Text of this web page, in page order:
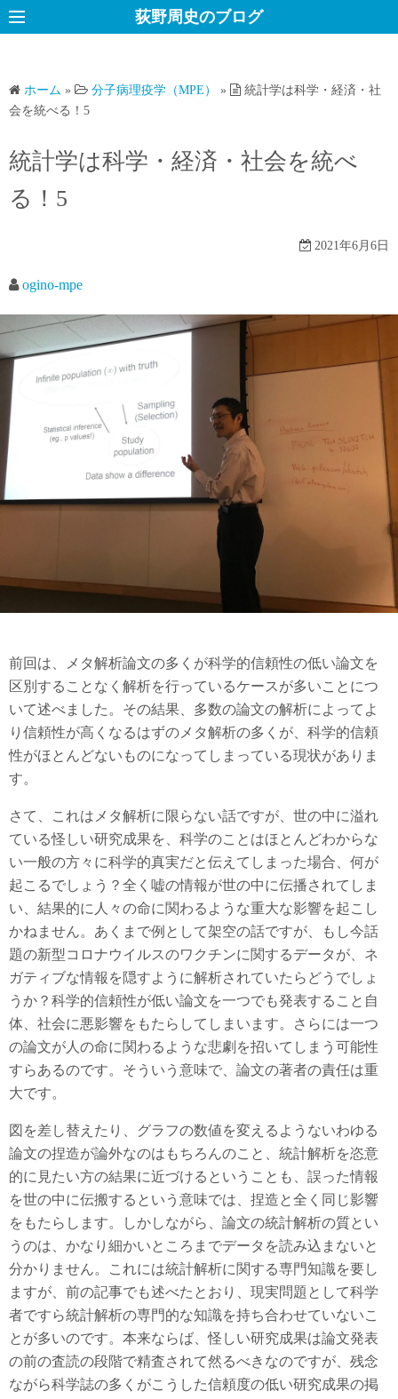
コ
ン
ス
キ
荻野周史のブログ
ホーム » 分子病理疫学（MPE） »
統計学は科学・経済・社
会を統べる！5
統計学は科学・経済・社会を統べ
る！5
2021年6月6日
ogino-mpe
前回は、メタ解析論文の多くが科学的信頼性の低い論文を
区別することなく解析を行っているケースが多いことにつ
いて述べました。その結果、多数の論文の解析によってよ
り信頼性が高くなるはずのメタ解析の多くが、科学的信頼
性がほとんどないものになってしまっている現状がありま
す。
さて、これはメタ解析に限らない話ですが、世の中に溢れ
ている怪しい研究成果を、科学のことはほとんどわからな
い一般の方々に科学的真実だと伝えてしまった場合、何が
起こるでしょう？全く嘘の情報が世の中に伝播されてしま
い、結果的に人々の命に関わるような重大な影響を起こし
かねません。あくまで例として架空の話ですが、もし今話
題の新型コロナウイルスのワクチンに関するデータが、ネ
ガティブな情報を隠すように解析されていたらどうでしょ
うか？科学的信頼性が低い論文を一つでも発表すること自
体、社会に悪影響をもたらしてしまいます。さらには一つ
の論文が人の命に関わるような悲劇を招いてしまう可能性
すらあるのです。そういう意味で、論文の著者の責任は重
大です。
図を差し替えたり、グラフの数値を変えるようないわゆる
論文の捏造が論外なのはもちろんのこと、統計解析を恣意
的に見たい方の結果に近づけるということも、誤った情報
を世の中に伝搬するという意味では、捏造と全く同じ影響
をもたらします。しかしながら、論文の統計解析の質とい
うのは、かなり細かいところまでデータを読み込まないと
分かりません。これには統計解析に関する専門知識を要し
ますが、前の記事でも述べたとおり、現実問題として科学
者ですら統計解析の専門的な知識を持ち合わせていないこ
とが多いのです。本来ならば、怪しい研究成果は論文発表
の前の査読の段階で精査されて然るべきなのですが、残念
ながら科学誌の多くがこうした信頼度の低い研究成果の掲